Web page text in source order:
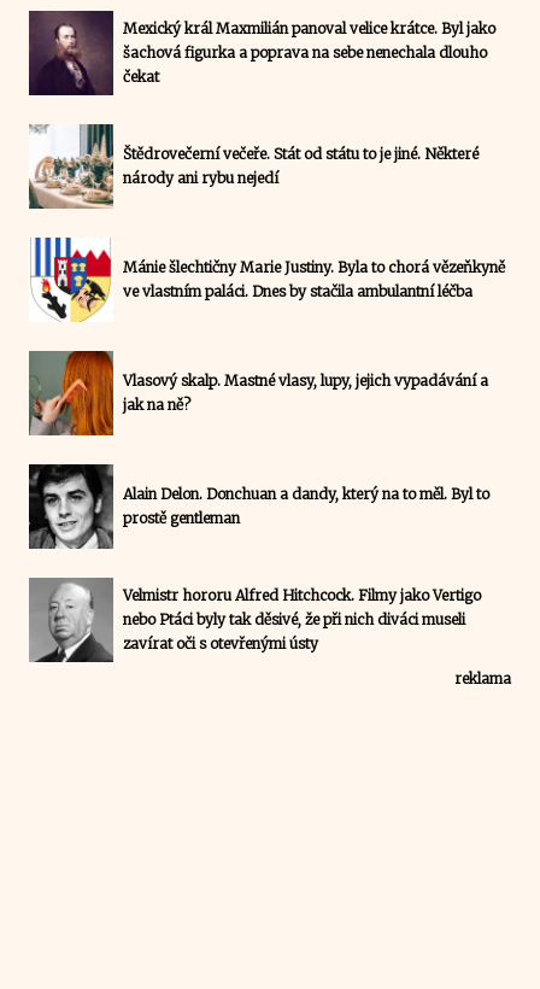
Mexický král Maxmilián panoval velice krátce. Byl jako
šachová figurka a poprava na sebe nenechala dlouho
čekat
Štědrovečerní večeře. Stát od státu to je jiné. Některé
národy ani rybu nejedí
Mánie šlechtičny Marie Justiny. Byla to chorá vězeňkyně
ve vlastním paláci. Dnes by stačila ambulantní léčba
Vlasový skalp. Mastné vlasy, lupy, jejich vypadávání a
jak na ně?
Alain Delon. Donchuan a dandy, který na to měl. Byl to
prostě gentleman
Velmistr hororu Alfred Hitchcock. Filmy jako Vertigo
nebo Ptáci byly tak děsivé, že při nich diváci museli
zavírat oči s otevřenými ústy
reklama